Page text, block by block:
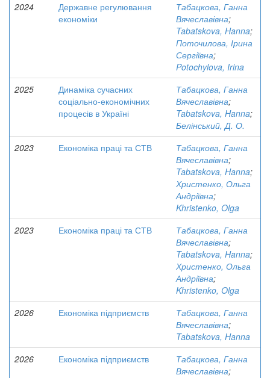
2024
Державне регулювання
економіки
Табацкова, Ганна
Вячеславівна;
Tabatskova, Hanna;
Поточилова, Ірина
Сергіївна;
Potochylova, Irina
2025
Динаміка сучасних
соціально-економічних
процесів в Україні
Табацкова, Ганна
Вячеславівна;
Tabatskova, Hanna;
Белінський, Д. О.
2023
Економіка праці та СТВ
Табацкова, Ганна
Вячеславівна;
Tabatskova, Hanna;
Христенко, Ольга
Андріївна;
Khristenko, Olga
2023
Економіка праці та СТВ
Табацкова, Ганна
Вячеславівна;
Tabatskova, Hanna;
Христенко, Ольга
Андріївна;
Khristenko, Olga
2026
Економіка підприємств
Табацкова, Ганна
Вячеславівна;
Tabatskova, Hanna
2026
Економіка підприємств
Табацкова, Ганна
Вячеславівна;